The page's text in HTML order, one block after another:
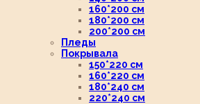
160*200 см
180*200 см
200*200 см
Пледы
Покрывала
150*220 см
160*220 см
180*240 см
220*240 см